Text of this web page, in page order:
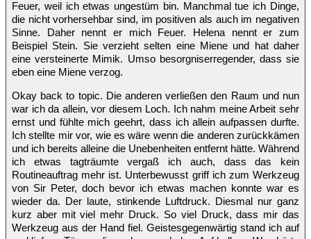
Feuer, weil ich etwas ungestüm bin. Manchmal tue ich Dinge,
die nicht vorhersehbar sind, im positiven als auch im negativen
Sinne. Daher nennt er mich Feuer. Helena nennt er zum
Beispiel Stein. Sie verzieht selten eine Miene und hat daher
eine versteinerte Mimik. Umso besorgniserregender, dass sie
eben eine Miene verzog.
Okay back to topic. Die anderen verließen den Raum und nun
war ich da allein, vor diesem Loch. Ich nahm meine Arbeit sehr
ernst und fühlte mich geehrt, dass ich allein aufpassen durfte.
Ich stellte mir vor, wie es wäre wenn die anderen zurückkämen
und ich bereits alleine die Unebenheiten entfernt hätte. Während
ich etwas tagträumte vergaß ich auch, dass das kein
Routineauftrag mehr ist. Unterbewusst griff ich zum Werkzeug
von Sir Peter, doch bevor ich etwas machen konnte war es
wieder da. Der laute, stinkende Luftdruck. Diesmal nur ganz
kurz aber mit viel mehr Druck. So viel Druck, dass mir das
Werkzeug aus der Hand fiel. Geistesgegenwärtig stand ich auf